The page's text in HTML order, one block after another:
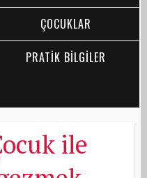
ÇOCUKLAR
PRATİK BİLGİLER
ile